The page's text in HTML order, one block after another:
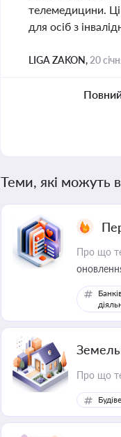
телемедицини.
для осіб з
LIGA ZAKON, 20
Теми, які можуть
Про що
Про що